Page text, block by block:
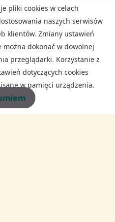
i wykonania zawartej umowy
przed zawarciem umowy.
Kraków
pliki cookies w celach
naszych serwisów
klientów. Zmiany ustawień
można dokonać w dowolnej
przeglądarki. Korzystanie z
dotyczących cookies
w pamięci urządzenia.